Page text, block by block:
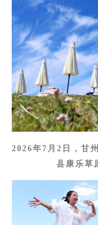
2026年7月2日，甘
县康乐草